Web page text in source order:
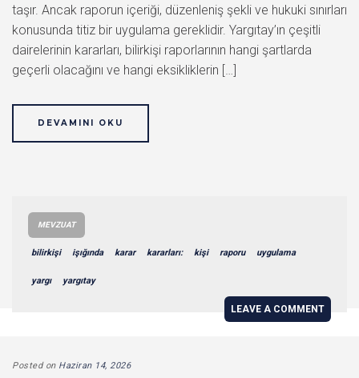
taşır. Ancak raporun içeriği, düzenleniş şekli ve hukuki sınırları
konusunda titiz bir uygulama gereklidir. Yargıtay’ın çeşitli
dairelerinin kararları, bilirkişi raporlarının hangi şartlarda
geçerli olacağını ve hangi eksikliklerin […]
DEVAMINI OKU
MEVZUAT
bilirkişi işığında karar kararları: kişi raporu uygulama
yargı yargıtay
LEAVE A COMMENT
Posted on Haziran 14, 2026